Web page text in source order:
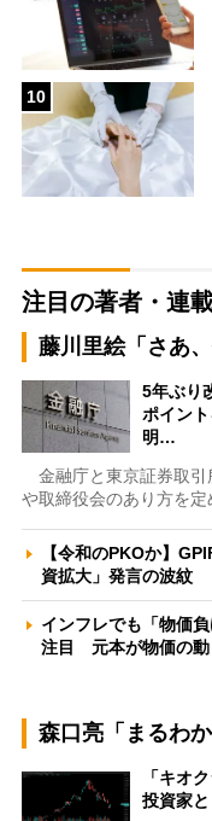
10
注目の著者・連
藤川里絵「さあ
5年ぶり
ポイン
明…
金融庁と東京証券取引
や取締役会のあり方を
【令和のPKOか】
資拡大」発言の波紋
インフレでも「物価
注目 元本が物価の
森口亮「まるわか
「キオ
投資家